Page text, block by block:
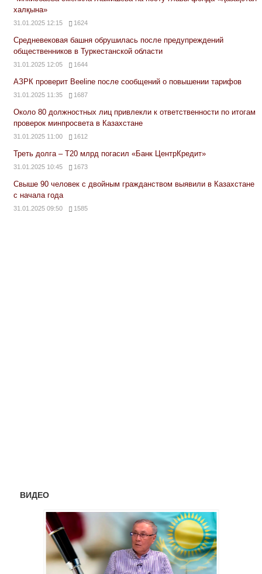
халқына»
31.01.2025 12:15 1624
Средневековая башня обрушилась после предупреждений
общественников в Туркестанской области
31.01.2025 12:05 1644
АЗРК проверит Beeline после сообщений о повышении тарифов
31.01.2025 11:35 1687
Около 80 должностных лиц привлекли к ответственности по итогам
проверок минпросвета в Казахстане
31.01.2025 11:00 1612
Треть долга – Т20 млрд погасил «Банк ЦентрКредит»
31.01.2025 10:45 1673
Свыше 90 человек с двойным гражданством выявили в Казахстане
с начала года
31.01.2025 09:50 1585
ВИДЕО